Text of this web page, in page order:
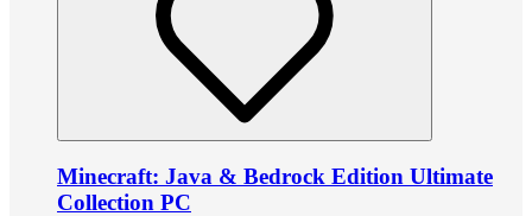
Minecraft: Java & Bedrock Edition Ultimate
Collection PC